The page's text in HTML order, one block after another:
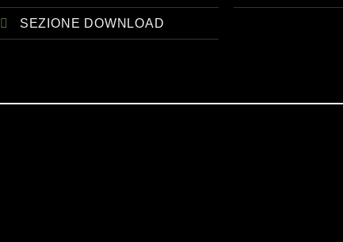
SEZIONE DOWNLOAD